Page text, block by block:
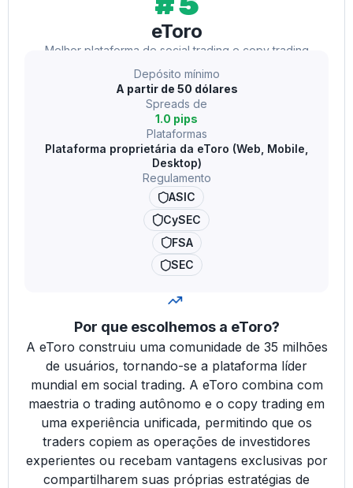
eToro
Melhor plataforma de social trading e copy trading
Depósito mínimo
A partir de 50 dólares
Spreads de
1.0 pips
Plataformas
Plataforma proprietária da eToro (Web, Mobile,
Desktop)
Regulamento
ASIC
CySEC
FSA
SEC
Por que escolhemos a eToro?
A eToro construiu uma comunidade de 35 milhões
de usuários, tornando-se a plataforma líder
mundial em social trading. A eToro combina com
maestria o trading autônomo e o copy trading em
uma experiência unificada, permitindo que os
traders copiem as operações de investidores
experientes ou recebam vantagens exclusivas por
compartilharem suas próprias estratégias de